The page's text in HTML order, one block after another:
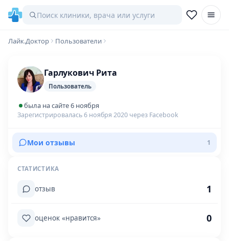
Лайк.Доктор Пользователи
Гарлукович Рита
Пользователь
была на сайте 6 ноября
Зарегистрировалась 6 ноября 2020 через Facebook
Мои отзывы 1
СТАТИСТИКА
отзыв 1
оценок «нравится» 0